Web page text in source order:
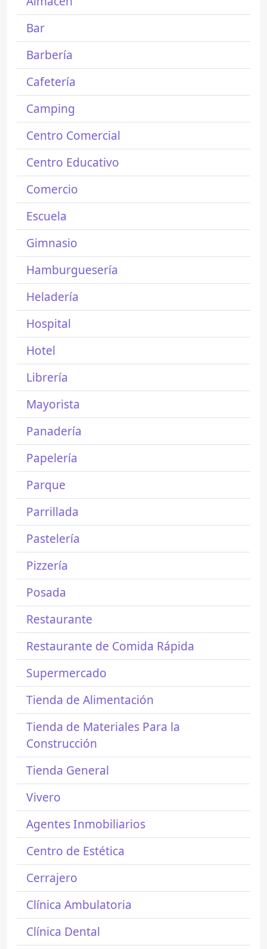
Bar
Barbería
Cafetería
Camping
Centro Comercial
Centro Educativo
Comercio
Escuela
Gimnasio
Hamburguesería
Heladería
Hospital
Hotel
Librería
Mayorista
Panadería
Papelería
Parque
Parrillada
Pastelería
Pizzería
Posada
Restaurante
Restaurante de Comida Rápida
Supermercado
Tienda de Alimentación
Tienda de Materiales Para la
Construcción
Tienda General
Vivero
Agentes Inmobiliarios
Centro de Estética
Cerrajero
Clínica Ambulatoria
Clínica Dental